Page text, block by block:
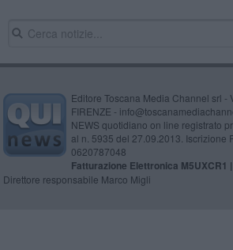
Editore Toscana Media Channel srl -
FIRENZE -
NEWS quotidiano on line registrato
al n. 5935 del 27.09.2013. Iscrizione
0620787048
Fatturazione Elettronica M5UXCR1 |
Direttore responsabile Marco Migli